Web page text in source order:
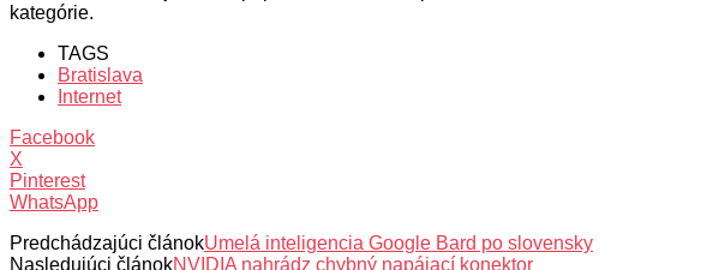
kategórie.
TAGS
Bratislava
Internet
Facebook
X
Pinterest
WhatsApp
Predchádzajúci článokUmelá inteligencia Google Bard po slovensky
Nasledujúci článokNVIDIA nahrádz chybný napájací konektor